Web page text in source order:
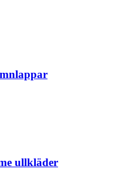
ullkläder